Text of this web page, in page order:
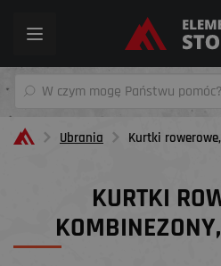
Toggle
Ubrania Kurtki
KURTKI